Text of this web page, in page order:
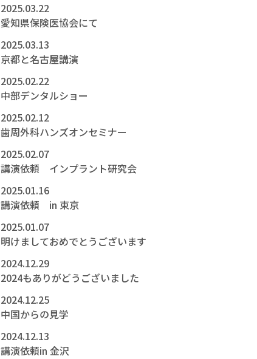
2025.03.22
愛知県保険医協会にて
2025.03.13
京都と名古屋講演
2025.02.22
中部デンタルショー
2025.02.12
歯周外科ハンズオンセミナー
2025.02.07
講演依頼 インプラント研究会
2025.01.16
講演依頼 in 東京
2025.01.07
明けましておめでとうございます
2024.12.29
2024もありがどうございました
2024.12.25
中国からの見学
2024.12.13
講演依頼in 金沢